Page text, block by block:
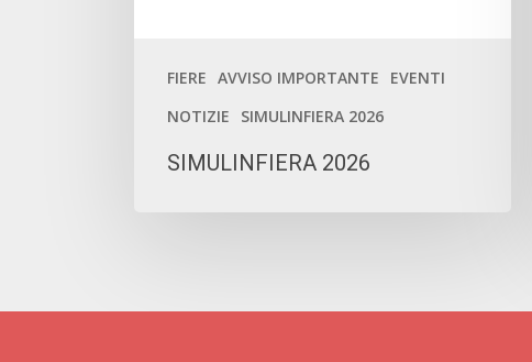
FIERE AVVISO IMPORTANTE
EVENTI
NOTIZIE
SIMULINFIERA 2026
SIMULINFIERA 2026